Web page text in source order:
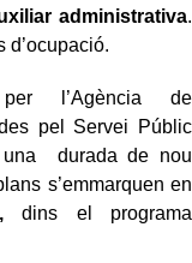
administrativa.
d’ocupació.
per l’Agència de
pel Servei Públic
una durada de nou
s’emmarquen en
dins el programa